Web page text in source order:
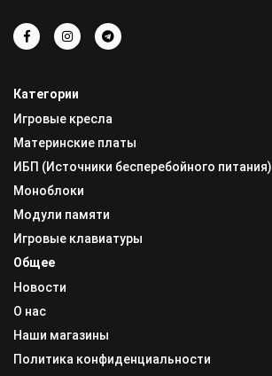
Категории
Игровые кресла
Материнские платы
ИБП (Источники бесперебойного питания)
Моноблоки
Модули памяти
Игровые клавиатуры
Общее
Новости
О нас
Наши магазины
Политика конфиденциальности